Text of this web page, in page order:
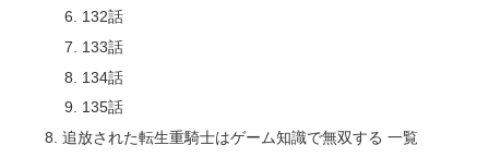
132話
133話
134話
135話
追放された転生重騎士はゲーム知識で無双する 一覧